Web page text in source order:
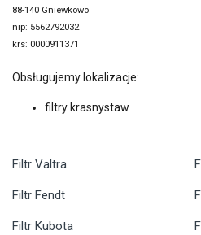
88-140 Gniewkowo
nip: 5562792032
krs: 0000911371
Obsługujemy lokalizacje:
filtry krasnystaw
Filtr Valtra
Filtr Fendt
Filtr Kubota